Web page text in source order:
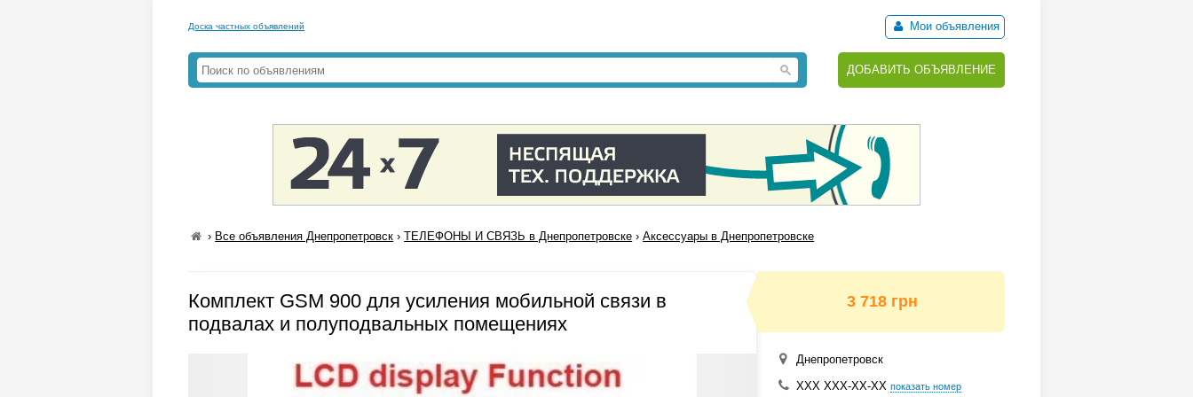
Доска частных объявлений Мои объявления
ДОБАВИТЬ ОБЪЯВЛЕНИЕ
› Все объявления Днепропетровск ›ТЕЛЕФОНЫ И СВЯЗЬ в Днепропетровске ›Аксессуары в Днепропетровске
Комплект GSM 900 для усиления мобильной связи в
подвалах и полуподвальных помещениях
3 718 грн
Днепропетровск
ХХХ ХХХ-ХХ-ХХ показать номер